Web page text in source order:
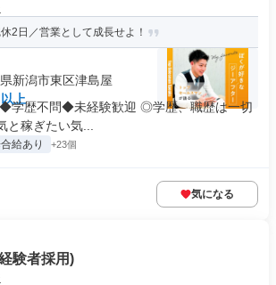
2日／営業として成長せよ！
新潟市東区津島屋
上
学歴不問◆未経験歓迎 ◎学歴、職歴は一切
と稼ぎたい気...
給あり +23個
気になる
験者採用)